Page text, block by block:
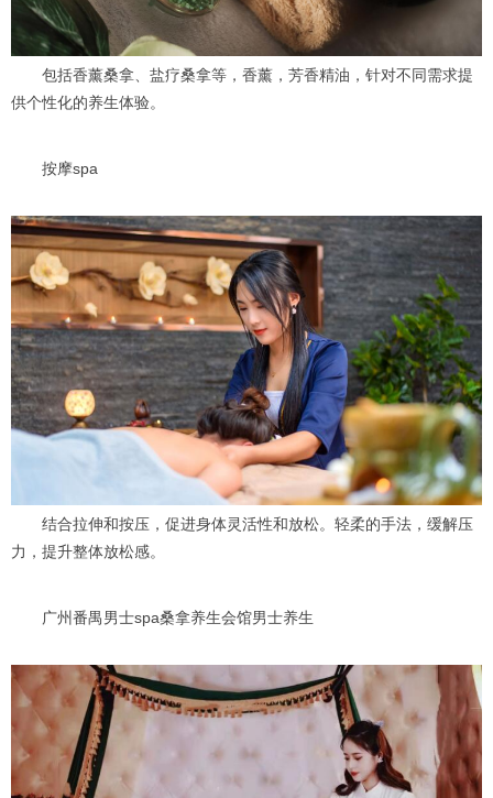
包括香薰桑拿、盐疗桑拿等，香薰，芳香精油，针对不同需求提
供个性化的养生体验。
按摩spa
结合拉伸和按压，促进身体灵活性和放松。轻柔的手法，缓解压
力，提升整体放松感。
广州番禺男士spa桑拿养生会馆男士养生